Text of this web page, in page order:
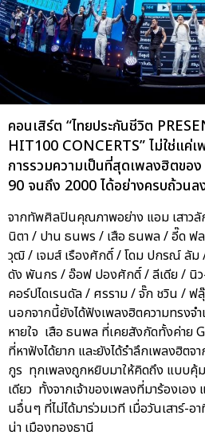
คอนเสิร์ต “ไทยประกันชีวิต
HIT100 CONCERTS” ไม่ใช่แค่
การรวมความเป็นที่สุดเพลงฮิตขอ
90 จนถึง 2000 ได้อย่างครบถ้วนล
จากทัพศิลปินคุณภาพอย่าง แอม เสาว
นิตา / ปาน ธนพร / เสือ ธนพล / อี๊ด ฟ
วุฒิ / เจมส์ เรืองศักดิ์ / โดม ปกรณ์ ลั
ดัง พันกร / อ๊อฟ ปองศักดิ์ / ลีเดีย / นิ
คอร์ปไดเรนดัล / ศรราม / จั๊ก ชวิน / ฟ
นอกจากนี้ยังได้ฟังเพลงฮิตความทรงจ
หายใจ เสือ ธนพล ที่เคยสังกัดทั้งค่าย
ที่หาฟังได้ยาก และยังได้รำลึกเพลงฮิตจ
กูร ทุกเพลงถูกหยิบมาให้คิดถึง แบบคุ้
เดียว ทั้งจากเจ้าของเพลงที่มาร้องเอ
นอื่นๆ ที่ไม่ได้มาร่วมเวที เมื่อวันเสาร์-
น่า เมืองทองธานี